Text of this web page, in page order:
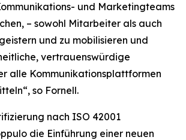
und Marketingteams
– sowohl Mitarbeiter als auch
und zu mobilisieren und
vertrauenswürdige
alle Kommunikationsplattformen
so Fornell.
nach ISO 42001
die Einführung einer neuen